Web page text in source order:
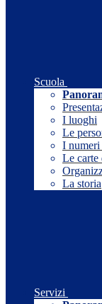
Scuola
I luoghi
Le
I numeri
Le carte
La storia
Servizi